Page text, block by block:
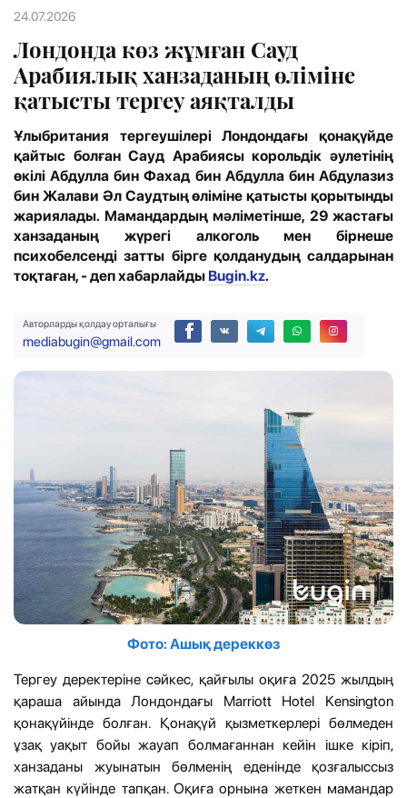
24.07.2026
Лондонда көз жұмған Сауд
Арабиялық ханзаданың өліміне
қатысты тергеу аяқталды
Ұлыбритания тергеушілері Лондондағы қонақүйде
қайтыс болған Сауд Арабиясы корольдік әулетінің
өкілі Абдулла бин Фахад бин Абдулла бин Абдулазиз
бин Жалави Әл Саудтың өліміне қатысты қорытынды
жариялады. Мамандардың мәліметінше, 29 жастағы
ханзаданың жүрегі алкоголь мен бірнеше
психобелсенді затты бірге қолданудың салдарынан
тоқтаған, - деп хабарлайды Bugin.kz.
Авторларды қолдау орталығы
mediabugin@gmail.com
Фото: Ашық дереккөз
Тергеу деректеріне сәйкес, қайғылы оқиға 2025 жылдың
қараша айында Лондондағы Marriott Hotel Kensington
қонақүйінде болған. Қонақүй қызметкерлері бөлмеден
ұзақ уақыт бойы жауап болмағаннан кейін ішке кіріп,
ханзаданы жуынатын бөлменің еденінде қозғалыссыз
жатқан күйінде тапқан. Оқиға орнына жеткен мамандар